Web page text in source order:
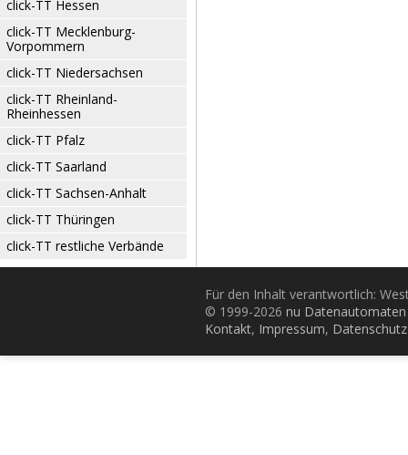
click-TT Hessen
click-TT Mecklenburg-
Vorpommern
click-TT Niedersachsen
click-TT Rheinland-
Rheinhessen
click-TT Pfalz
click-TT Saarland
click-TT Sachsen-Anhalt
click-TT Thüringen
click-TT restliche Verbände
Für den Inhalt verantwortlich:
© 1999-2026 nu
Kontakt, Impressum, Datenschutz